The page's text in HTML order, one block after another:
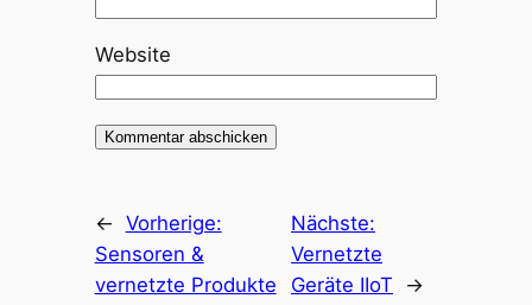
Website
← Vorherige:
Sensoren &
vernetzte Produkte
Nächste:
Vernetzte
Geräte IIoT
→